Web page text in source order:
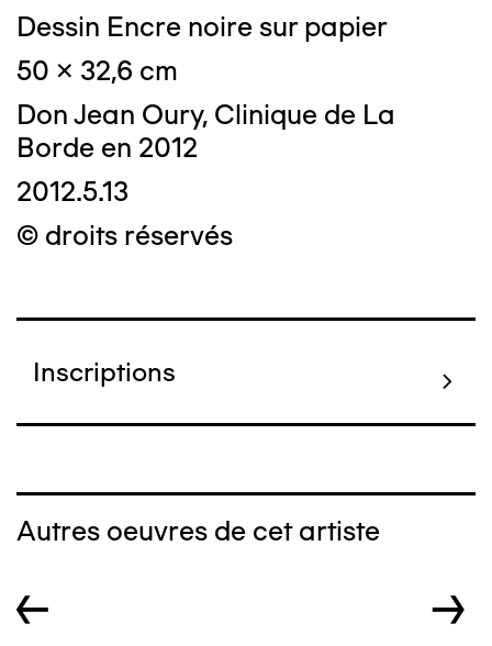
Dessin Encre noire sur papier
50 x 32,6 cm
Don Jean Oury, Clinique de La
Borde en 2012
2012.5.13
© droits réservés
Inscriptions
Autres oeuvres de cet artiste
← →